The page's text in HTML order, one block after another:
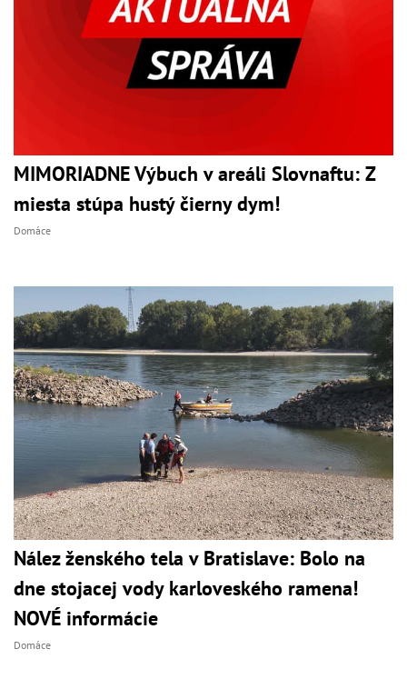
MIMORIADNE Výbuch v areáli Slovnaftu: Z
miesta stúpa hustý čierny dym!
Domáce
Nález ženského tela v Bratislave: Bolo na
dne stojacej vody karloveského ramena!
NOVÉ informácie
Domáce